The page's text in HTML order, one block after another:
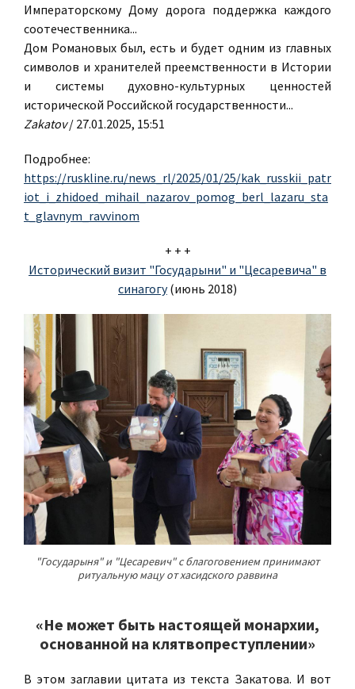
Императорскому Дому дорога поддержка каждого
соотечественника...
Дом Романовых был, есть и будет одним из главных
символов и хранителей преемственности в Истории
и системы духовно-культурных ценностей
исторической Российской государственности...
Zakatov/ 27.01.2025, 15:51
Подробнее:
https://ruskline.ru/news_rl/2025/01/25/kak_russkii_patr
iot_i_zhidoed_mihail_nazarov_pomog_berl_lazaru_sta
t_glavnym_ravvinom
+ + +
Исторический визит "Государыни" и "Цесаревича" в
синагогу(июнь 2018)
"Государыня" и "Цесаревич" с благоговением принимают
ритуальную мацу от хасидского раввина
«Не может быть настоящей монархии,
основанной на клятвопреступлении»
В этом заглавии цитата из текста Закатова. И вот